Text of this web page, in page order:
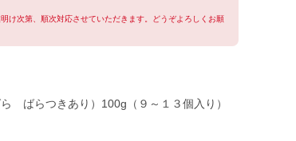
け次第、順次対応させていただきます。どうぞよろしくお願
ばらつきあり）100g（９～１３個入り）